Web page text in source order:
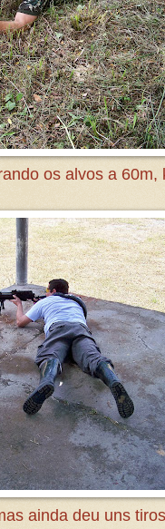
os alvos a 60m,
ainda deu uns